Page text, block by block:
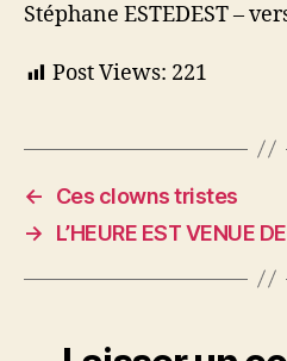
Stéphane ESTEDEST –
Post Views: 221
←
Ces clowns tristes
→
L’HEURE EST VENUE